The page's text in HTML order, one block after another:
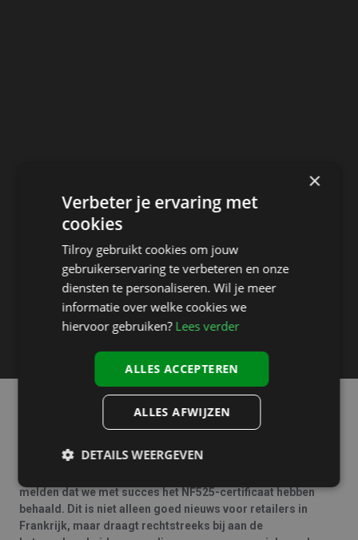
In lijn met onze ambitie om grensoverschrijdend
leveren, heeft Tilroy de NF525-certificering behaald na een
melden dat we met succes het NF525‑certificaat hebben
behaald. Dit is niet alleen goed nieuws voor retailers in
Frankrijk, maar draagt rechtstreeks bij aan de
×
Verbeter je ervaring met
cookies
Tilroy gebruikt cookies om jouw
gebruikerservaring te verbeteren en onze
diensten te personaliseren. Wil je meer
informatie over welke cookies we
hiervoor gebruiken? Lees verder
ALLES ACCEPTEREN
ALLES AFWIJZEN
DETAILS WEERGEVEN